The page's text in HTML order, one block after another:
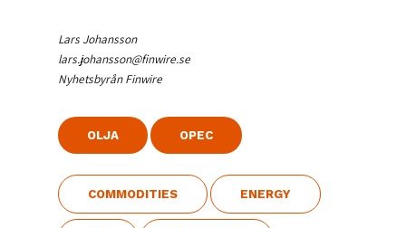
Lars Johansson
lars.johansson@finwire.se
Nyhetsbyrån Finwire
OLJA OPEC
COMMODITIES ENERGY